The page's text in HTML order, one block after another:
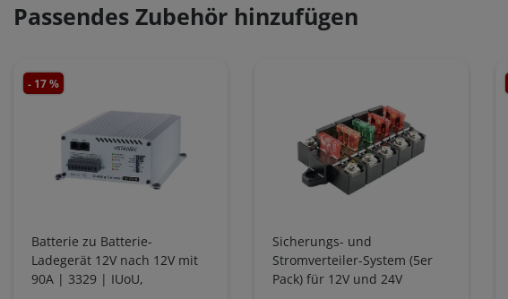
Passendes Zubehör hinzufügen
- 17 %
Batterie zu Batterie-
Ladegerät 12V nach 12V mit
90A | 3329 | IUoU,
Sicherungs- und
Stromverteiler-System (5er
Pack) für 12V und 24V